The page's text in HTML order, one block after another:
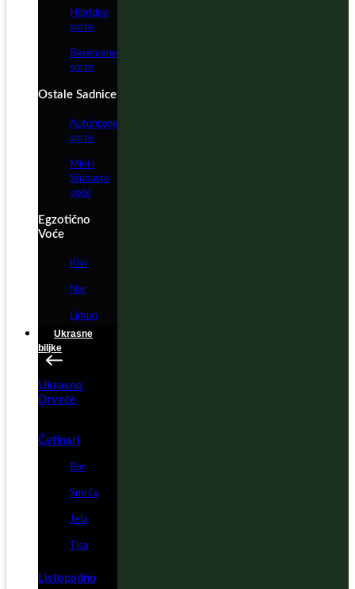
Hibridne
sorte
Besemene
sorte
Ostale Sadnice
Autohtone
sorte
Mini i
Stubasto
voće
Egzotično
Voće
Kivi
Nar
Limun
Ukrasne
biljke
Ukrasno
Drveće
Četinari
Bor
Smrča
Jela
Tisa
Listopadno